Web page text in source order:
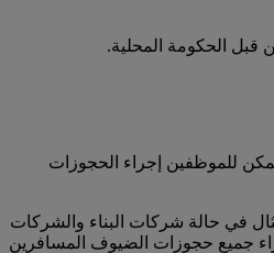
قبل الحكومة المحلية.
للموظفين إجراء الحجوزات
في حالة شركات البناء والشركات
جميع حجوزات الضيوف المسافرين